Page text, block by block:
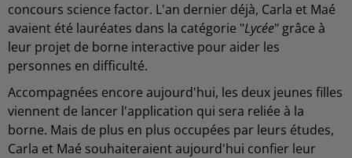
concours science factor. L'an dernier déjà, Carla et Maé
avaient été lauréates dans la catégorie "Lycée" grâce à
leur projet de borne interactive pour aider les
personnes en difficulté.
Accompagnées encore aujourd'hui, les deux jeunes filles
viennent de lancer l'application qui sera reliée à la
borne. Mais de plus en plus occupées par leurs études,
Carla et Maé souhaiteraient aujourd'hui confier leur